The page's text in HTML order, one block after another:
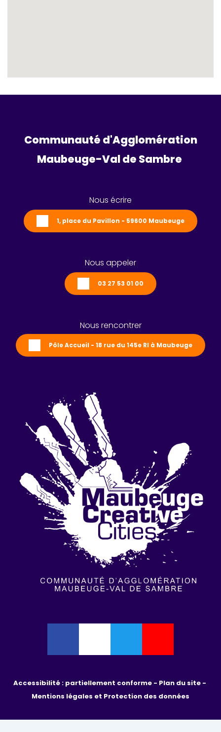
Communauté d'Agglomération
Maubeuge-Val de Sambre
Nous écrire
1, place du Pavillon - 59600 Maubeuge
Nous appeler
03 27 53 01 00
Nous rencontrer
Pôle Accueil - 18 rue du 145e RI à Maubeuge
Accessibilité : partiellement conforme -
Mentions légales et Protection des données